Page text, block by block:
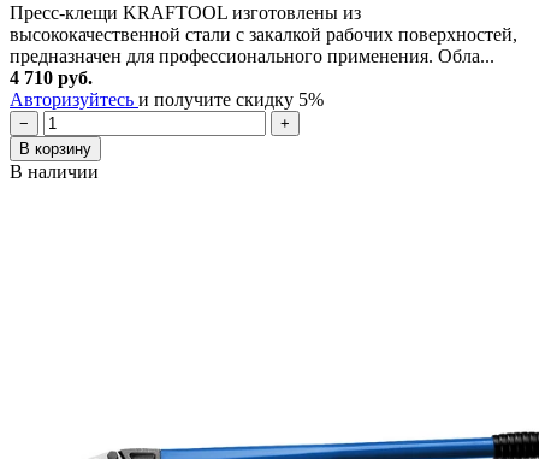
Пресс-клещи KRAFTOOL изготовлены из
высококачественной стали с закалкой рабочих поверхностей,
предназначен для профессионального применения. Обла...
4 710 руб.
Авторизуйтесь и получите скидку 5%
−
+
В корзину
В наличии